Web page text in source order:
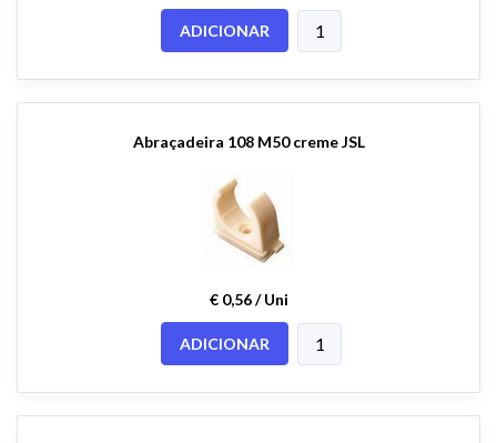
ADICIONAR
Abraçadeira 108 M50 creme JSL
€ 0,56 / Uni
ADICIONAR